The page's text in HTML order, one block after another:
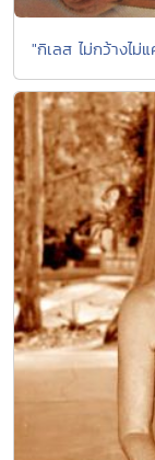
"กิเลส ไม่กว้างไ